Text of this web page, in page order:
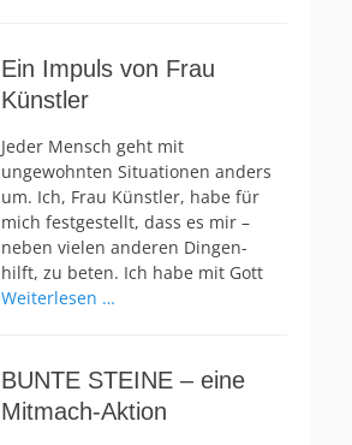
Ein Impuls von Frau
Künstler
Jeder Mensch geht mit
ungewohnten Situationen anders
um. Ich, Frau Künstler, habe für
mich festgestellt, dass es mir –
neben vielen anderen Dingen-
hilft, zu beten. Ich habe mit Gott
Weiterlesen …
BUNTE STEINE – eine
Mitmach-Aktion